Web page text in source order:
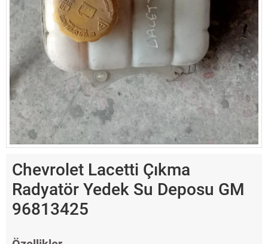
Chevrolet Lacetti Çıkma
Radyatör Yedek Su Deposu GM
96813425